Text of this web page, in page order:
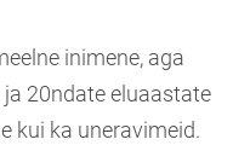
inimene, aga
20ndate eluaastate
kui ka uneravimeid.